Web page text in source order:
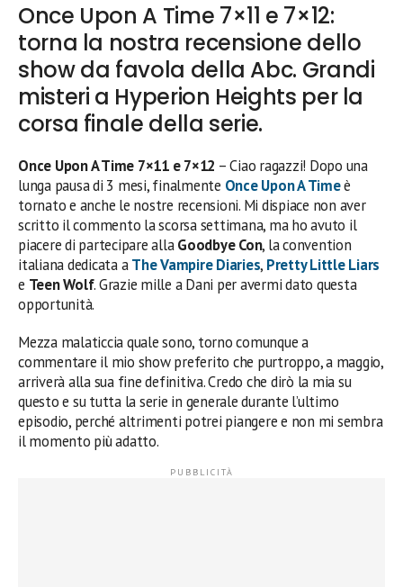
Once Upon A Time 7×11 e 7×12:
torna la nostra recensione dello
show da favola della Abc. Grandi
misteri a Hyperion Heights per la
corsa finale della serie.
Once Upon A Time 7×11 e 7×12 – Ciao ragazzi! Dopo una
lunga pausa di 3 mesi, finalmente Once Upon A Timeè
tornato e anche le nostre recensioni. Mi dispiace non aver
scritto il commento la scorsa settimana, ma ho avuto il
piacere di partecipare allaGoodbye Con, la convention
italiana dedicata aThe Vampire Diaries, Pretty Little Liars
e Teen Wolf. Grazie mille a Dani per avermi dato questa
opportunità.
Mezza malaticcia quale sono, torno comunque a
commentare il mio show preferito che purtroppo, a maggio,
arriverà alla sua fine definitiva. Credo che dirò la mia su
questo e su tutta la serie in generale durante l’ultimo
episodio, perché altrimenti potrei piangere e non mi sembra
il momento più adatto.